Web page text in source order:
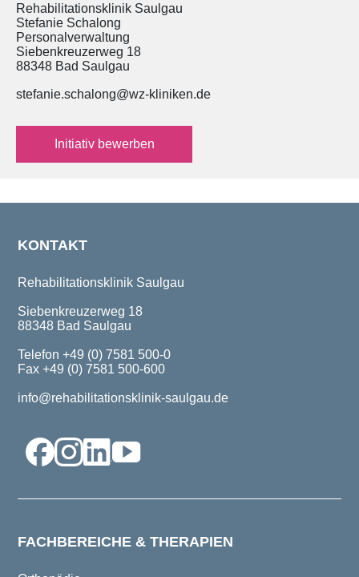
Rehabilitationsklinik Saulgau
Stefanie Schalong
Personalverwaltung
Siebenkreuzerweg 18
88348 Bad Saulgau
stefanie.schalong@wz-kliniken.de
Initiativ bewerben
KONTAKT
Rehabilitationsklinik Saulgau
Siebenkreuzerweg 18
88348 Bad Saulgau
Telefon +49 (0) 7581 500-0
Fax +49 (0) 7581 500-600
info@rehabilitationsklinik-saulgau.de
FACHBEREICHE & THERAPIEN